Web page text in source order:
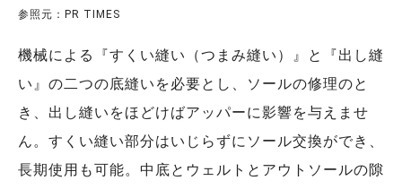
参照元：PR TIMES
機械による『すくい縫い（つまみ縫い）』と『出し縫
い』の二つの底縫いを必要とし、ソールの修理のと
き、出し縫いをほどけばアッパーに影響を与えませ
ん。すくい縫い部分はいじらずにソール交換ができ、
長期使用も可能。中底とウェルトとアウトソールの隙